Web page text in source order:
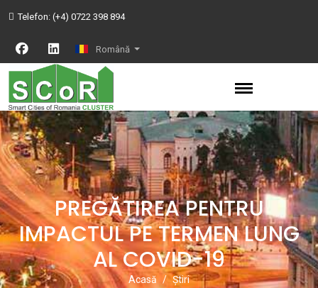
Telefon: (+4) 0722 398 894
Română
PREGĂTIREA PENTRU
IMPACTUL PE TERMEN LUNG
AL COVID-19
Acasă
Știri